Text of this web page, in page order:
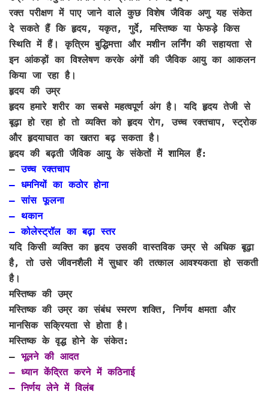
रक्त परीक्षण में पाए जाने वाले कुछ विशेष जैविक अणु यह संकेत
दे सकते हैं कि हृदय, यकृत, गुर्दे, मस्तिष्क या फेफड़े किस
स्थिति में हैं। कृत्रिम बुद्धिमत्ता और मशीन लर्निंग की सहायता से
इन आंकड़ों का विश्लेषण करके अंगों की जैविक आयु का आकलन
किया जा रहा है।
हृदय की उम्र
हृदय हमारे शरीर का सबसे महत्वपूर्ण अंग है। यदि हृदय तेजी से
बूढ़ा हो रहा हो तो व्यक्ति को हृदय रोग, उच्च रक्तचाप, स्ट्रोक
और हृदयाघात का खतरा बढ़ सकता है।
हृदय की बढ़ती जैविक आयु के संकेतों में शामिल हैं:
– उच्च रक्तचाप
– धमनियों का कठोर होना
– सांस फूलना
– थकान
– कोलेस्ट्रॉल का बढ़ा स्तर
यदि किसी व्यक्ति का हृदय उसकी वास्तविक उम्र से अधिक बूढ़ा
है, तो उसे जीवनशैली में सुधार की तत्काल आवश्यकता हो सकती
है।
मस्तिष्क की उम्र
मस्तिष्क की उम्र का संबंध स्मरण शक्ति, निर्णय क्षमता और
मानसिक सक्रियता से होता है।
मस्तिष्क के वृद्ध होने के संकेत:
– भूलने की आदत
– ध्यान केंद्रित करने में कठिनाई
– निर्णय लेने में विलंब